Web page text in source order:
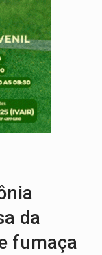
a afetar produtividade e rotina
não será mais suficiente para
possível base secreta no satélite
destrói carro que era rebocado para oficina
moto na frente do bar
da
fumaça